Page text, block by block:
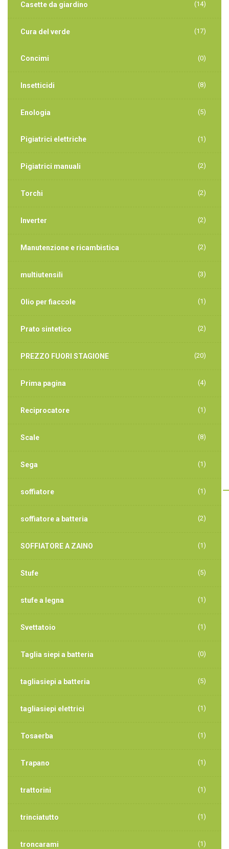
Casette da giardino (14)
Cura del verde (17)
Concimi (0)
Insetticidi (8)
Enologia (5)
Pigiatrici elettriche (1)
Pigiatrici manuali (2)
Torchi (2)
Inverter (2)
Manutenzione e ricambistica (2)
multiutensili (3)
Olio per fiaccole (1)
Prato sintetico (2)
PREZZO FUORI STAGIONE (20)
Prima pagina (4)
Reciprocatore (1)
Scale (8)
Sega (1)
soffiatore (1)
soffiatore a batteria (2)
SOFFIATORE A ZAINO (1)
Stufe (5)
stufe a legna (1)
Svettatoio (1)
Taglia siepi a batteria (0)
tagliasiepi a batteria (5)
tagliasiepi elettrici (1)
Tosaerba (1)
Trapano (1)
trattorini (1)
trinciatutto (1)
troncarami (1)